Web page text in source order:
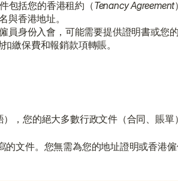
包括您的香港租約（Tenancy Agreement
與香港地址。
員身份入會，可能需要提供證明書或您
繳保費和報銷款項轉賬。
，您的絕大多數行政文件（合同、賬單
的文件。您無需為您的地址證明或香港